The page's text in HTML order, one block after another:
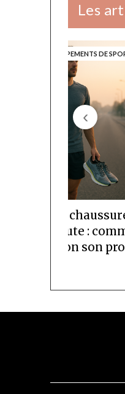
Les
‹
EQUIPEMENTS DE
Meilleures
running route :
choisir selon son